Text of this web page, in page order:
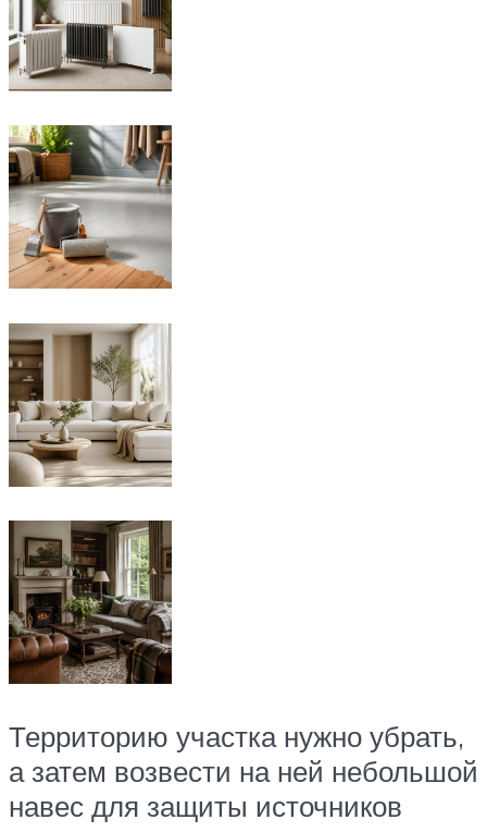
Территорию участка нужно убрать,
а затем возвести на ней небольшой
навес для защиты источников